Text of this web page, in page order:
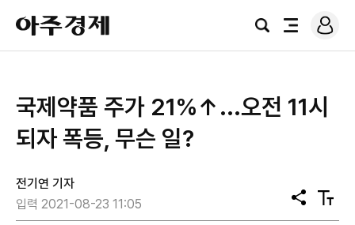
아
주
경
검
전
로
그
국제약품 주가 21%↑...오전 11시
되자 폭등, 무슨 일?
전기연 기자
입력 2021-08-23 11:05
공
유
텍
스